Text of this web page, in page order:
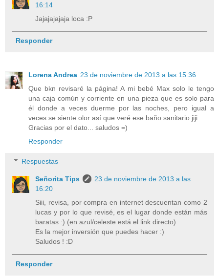
16:14
Jajajajajaja loca :P
Responder
Lorena Andrea 23 de noviembre de 2013 a las 15:36
Que bkn revisaré la página! A mi bebé Max solo le tengo
una caja común y corriente en una pieza que es solo para
él donde a veces duerme por las noches, pero igual a
veces se siente olor así que veré ese baño sanitario jiji
Gracias por el dato... saludos =)
Responder
Respuestas
Señorita Tips
23 de noviembre de 2013 a las
16:20
Siii, revisa, por compra en internet descuentan como 2
lucas y por lo que revisé, es el lugar donde están más
baratas :) (en azul/celeste está el link directo)
Es la mejor inversión que puedes hacer :)
Saludos ! :D
Responder